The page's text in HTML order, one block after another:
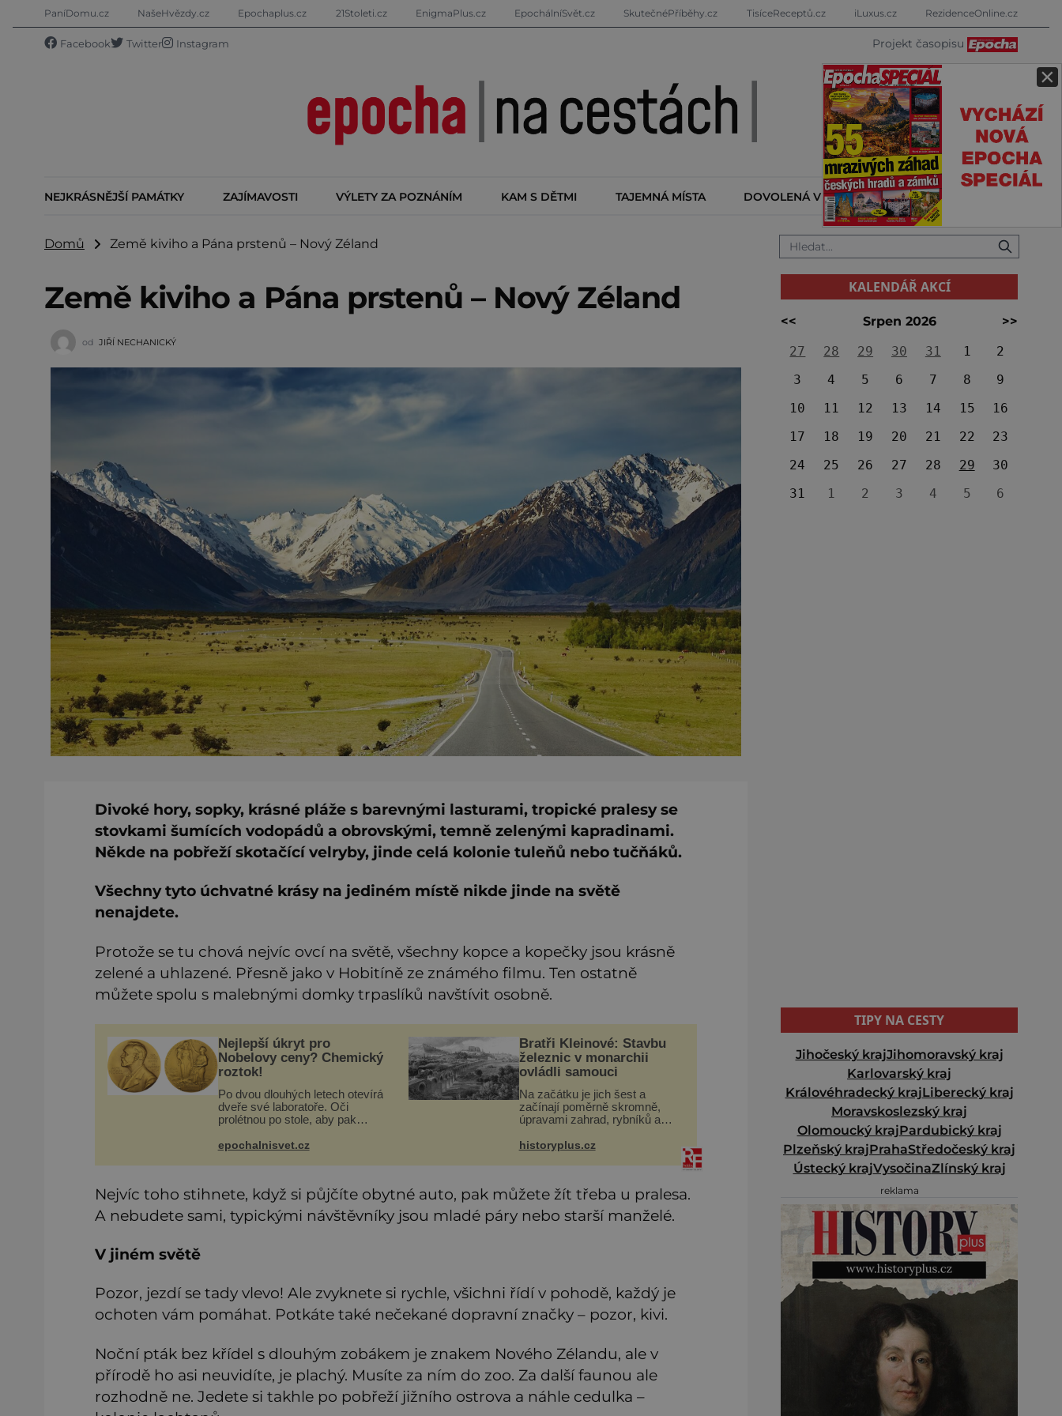
×
PaníDomu.cz NašeHvězdy.cz Epochaplus.cz 21Stoleti.cz EnigmaPlus.cz EpochálníSvět.cz SkutečnéPříběhy.cz TisíceReceptů.cz iLuxus.cz RezidenceOnline.cz
Facebook Twitter Instagram Projekt časopisu
NEJKRÁSNĚJŠÍ PAMÁTKY ZAJÍMAVOSTI VÝLETY ZA POZNÁNÍM KAM S DĚTMI TAJEMNÁ MÍSTA DOVOLENÁ V ZAHRANIČÍ KALENDÁŘ AKCÍ
Domů Země kiviho a Pána prstenů – Nový Zéland
Země kiviho a Pána prstenů – Nový Zéland
od JIŘÍ NECHANICKÝ
Divoké hory, sopky, krásné pláže s barevnými lasturami, tropické pralesy se
stovkami šumících vodopádů a obrovskými, temně zelenými kapradinami.
Někde na pobřeží skotačící velryby, jinde celá kolonie tuleňů nebo tučňáků.
Všechny tyto úchvatné krásy na jediném místě nikde jinde na světě
nenajdete.
Protože se tu chová nejvíc ovcí na světě, všechny kopce a kopečky jsou krásně
zelené a uhlazené. Přesně jako v Hobitíně ze známého filmu. Ten ostatně
můžete spolu s malebnými domky trpaslíků navštívit osobně.
Nejlepší úkryt pro
Nobelovy ceny? Chemický
roztok!
Po dvou dlouhých letech otevírá
dveře své laboratoře. Oči
prolétnou po stole, aby pak
nachází všemožné látky. Hledá
jakmile ji zahlédne, nesmírně se
epochalnisvet.cz
Bratři Kleinové: Stavbu
železnic v monarchii
ovládli samouci
Na začátku je jich šest a
začínají poměrně skromně,
úpravami zahrad, rybníků a
na stavbu železnic. Během 40
monarchie třetinu všech tratí,
historyplus.cz
Nejvíc toho stihnete, když si půjčíte obytné auto, pak můžete žít třeba u pralesa.
A nebudete sami, typickými návštěvníky jsou mladé páry nebo starší manželé.
V jiném světě
Pozor, jezdí se tady vlevo! Ale zvyknete si rychle, všichni řídí v pohodě, každý je
ochoten vám pomáhat. Potkáte také nečekané dopravní značky – pozor, kivi.
Noční pták bez křídel s dlouhým zobákem je znakem Nového Zélandu, ale v
přírodě ho asi neuvidíte, je plachý. Musíte za ním do zoo. Za další faunou ale
rozhodně ne. Jedete si takhle po pobřeží jižního ostrova a náhle cedulka –
KALENDÁŘ AKCÍ
<< Srpen 2026
>>
27
28 29 30 31 1
2
3
4 5 6 7 8
9
10
11 12 13 14 15
16
17
18 19 20 21 22
23
24
25 26 27 28 29
30
31
1 2 3 4 5 6
TIPY NA CESTY
Jihočeský krajJihomoravský kraj
Karlovarský kraj
Královéhradecký krajLiberecký kraj
Moravskoslezský kraj
Olomoucký krajPardubický kraj
Plzeňský krajPrahaStředočeský kraj
Ústecký krajVysočinaZlínský kraj
reklama